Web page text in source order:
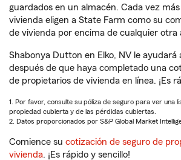
guardados en un almacén. Cada vez
vivienda eligen a State Farm como su
de vivienda por encima de cualquier otra
Shabonya Dutton en Elko, NV le ayudará
después de que haya completado una
de propietarios de vivienda en línea. ¡Es
1. Por favor, consulte su póliza de seguro para ver una
propiedad cubierta y de las pérdidas cubiertas.
2. Datos proporcionados por S&P Global Market
Comience su cotización de seguro de
vivienda. ¡Es rápido y sencillo!